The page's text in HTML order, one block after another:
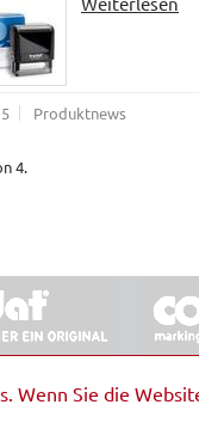
Wenn Sie die
Produktnews
4.
& Schilder RUDOLF